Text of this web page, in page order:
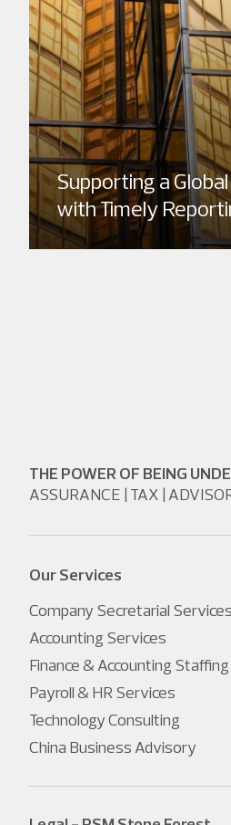
Supporting a
with Timely
THE POWER OF BEING
ASSURANCE | TAX |
Our Services
Company Secretarial Services
Accounting Services
Finance & Accounting
Payroll & HR Services
Technology Consulting
China Business Advisory